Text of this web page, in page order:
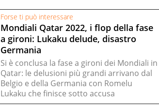
Forse ti può interessare
Mondiali Qatar 2022, i flop della fase
a gironi: Lukaku delude, disastro
Germania
Si è conclusa la fase a gironi dei Mondiali in
Qatar: le delusioni più grandi arrivano dal
Belgio e della Germania con Romelu
Lukaku che finisce sotto accusa